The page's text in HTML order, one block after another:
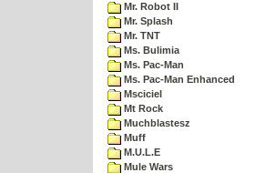
Mr. Robot II
Mr. Splash
Mr. TNT
Ms. Bulimia
Ms. Pac-Man
Ms. Pac-Man Enhanced
Msciciel
Mt Rock
Muchblastesz
Muff
M.U.L.E
Mule Wars